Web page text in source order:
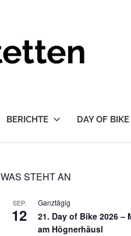
BERICHTE DAY OF BIKE
WAS STEHT AN
SEP.
12
Ganztägig
21. Day of Bike 2026
am Högnerhäusl